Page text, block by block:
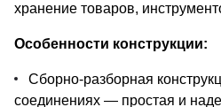
хранение товаров,
Особенности конструкции:
Сборно-разборная
соединениях — простая и